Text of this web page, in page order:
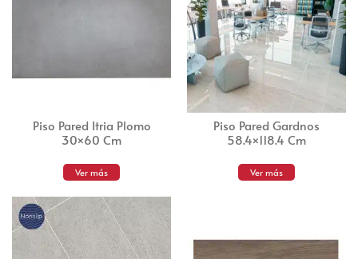
Piso Pared Itria Plomo
30×60 Cm
Ver más
Piso Pared Gardnos
58.4×118.4 Cm
Ver más